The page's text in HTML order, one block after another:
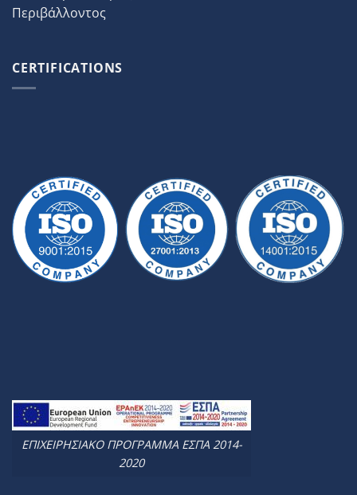
Περιβάλλοντος
CERTIFICATIONS
ΕΠΙΧΕΙΡΗΣΙΑΚΟ ΠΡΟΓΡΑΜΜΑ ΕΣΠΑ 2014-
2020